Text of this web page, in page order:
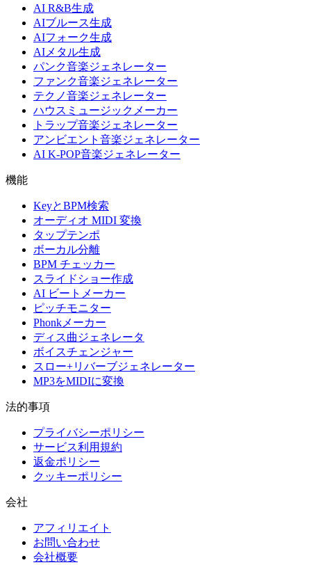
AI R&B生成
AIブルース生成
AIフォーク生成
AIメタル生成
パンク音楽ジェネレーター
ファンク音楽ジェネレーター
テクノ音楽ジェネレーター
ハウスミュージックメーカー
トラップ音楽ジェネレーター
アンビエント音楽ジェネレーター
AI K-POP音楽ジェネレーター
機能
KeyとBPM検索
オーディオ MIDI 変換
タップテンポ
ボーカル分離
BPM チェッカー
スライドショー作成
AI ビートメーカー
ピッチモニター
Phonkメーカー
ディス曲ジェネレータ
ボイスチェンジャー
スロー+リバーブジェネレーター
MP3をMIDIに変換
法的事項
プライバシーポリシー
サービス利用規約
返金ポリシー
クッキーポリシー
会社
アフィリエイト
お問い合わせ
会社概要